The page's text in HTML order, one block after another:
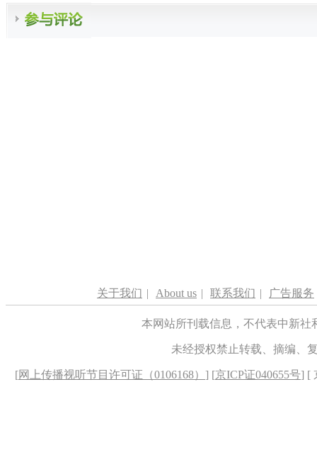
关于我们 | About us | 联系我们 | 广告服务
本网站所刊载信息，不代表中新
未经授权禁止转载、摘编、
[网上传播视听节目许可证（0106168） ] [京ICP证040655号] [